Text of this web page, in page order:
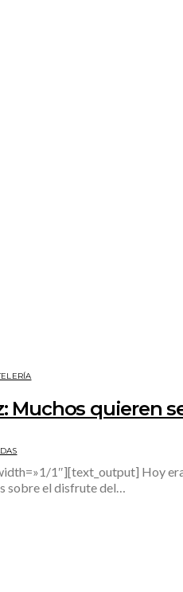
Muchos quieren
1″][text_output] Hoy
sobre el disfrute del…